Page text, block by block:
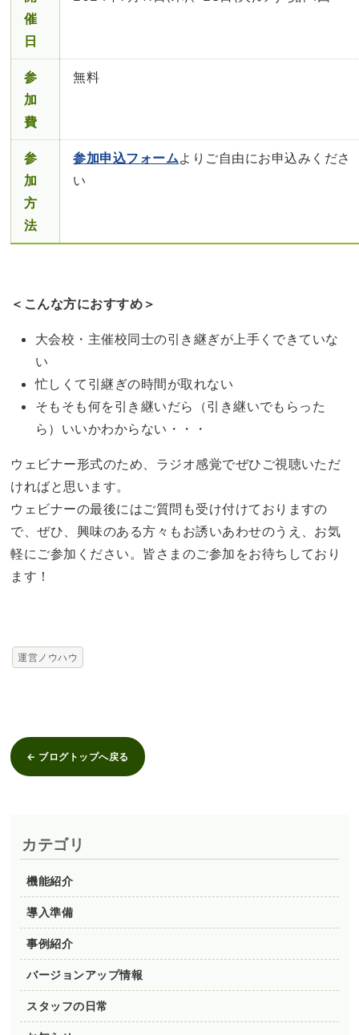
催
日
参
加
費
無料
参
加
方
法
参加申込フォームよりご自由にお申込みくださ
い
＜こんな方におすすめ＞
大会校・主催校同士の引き継ぎが上手くできていな
い
忙しくて引継ぎの時間が取れない
そもそも何を引き継いだら（引き継いでもらった
ら）いいかわからない・・・
ウェビナー形式のため、ラジオ感覚でぜひご視聴いただ
ければと思います。
ウェビナーの最後にはご質問も受け付けておりますの
で、ぜひ、興味のある方々もお誘いあわせのうえ、お気
軽にご参加ください。皆さまのご参加をお待ちしており
ます！
運営ノウハウ
← ブログトップへ戻る
カテゴリ
機能紹介
導入準備
事例紹介
バージョンアップ情報
スタッフの日常